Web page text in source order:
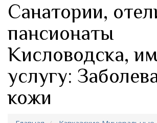
Санатории,
пансионаты
Кисловодска,
услугу:
кожи